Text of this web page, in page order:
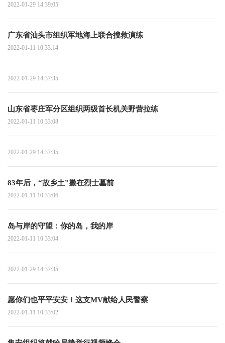
2022-01-29 14:39:05
广东省汕头市组织军地海上联合搜救演练
2022-01-11 10:33:14
2022-01-29 14:37:35
山东省枣庄军分区组织两级首长机关野营拉练
2022-01-11 10:33:08
2022-01-29 14:37:35
83年后，“故乡土”撒在烈士墓前
2022-01-11 10:33:06
岛与岸的守望：你的岛，我的岸
2022-01-11 10:33:04
2022-01-29 14:37:35
愿你们也平平安安！这支MV献给人民警察
2022-01-11 10:33:02